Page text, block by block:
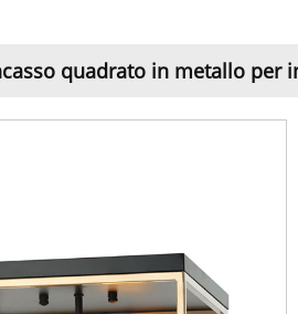
quadrato in metallo per